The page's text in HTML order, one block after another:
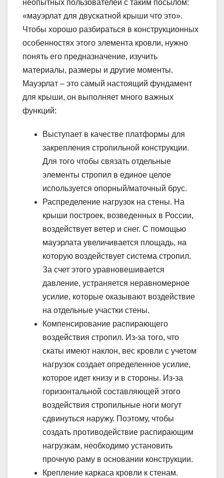
неопытных пользователей с таким посылом:
«мауэрлат для двускатной крыши что это».
Чтобы хорошо разбираться в конструкционных
особенностях этого элемента кровли, нужно
понять его предназначение, изучить
материалы, размеры и другие моменты.
Мауэрлат – это самый настоящий фундамент
для крыши, он выполняет много важных
функций:
Выступает в качестве платформы для
закрепления стропильной конструкции.
Для того чтобы связать отдельные
элементы стропил в единое целое
используется опорный/маточный брус.
Распределение нагрузок на стены. На
крыши построек, возведенных в России,
воздействует ветер и снег. С помощью
мауэрлата увеличивается площадь, на
которую воздействует система стропил.
За счет этого уравновешивается
давление, устраняется неравномерное
усилие, которые оказывают воздействие
на отдельные участки стены.
Компенсирование распирающего
воздействия стропил. Из-за того, что
скаты имеют наклон, вес кровли с учетом
нагрузок создает определенное усилие,
которое идет книзу и в стороны. Из-за
горизонтальной составляющей этого
воздействия стропильные ноги могут
сдвинуться наружу. Поэтому, чтобы
создать противодействие распирающим
нагрузкам, необходимо установить
прочную раму в основании конструкции.
Крепление каркаса кровли к стенам.